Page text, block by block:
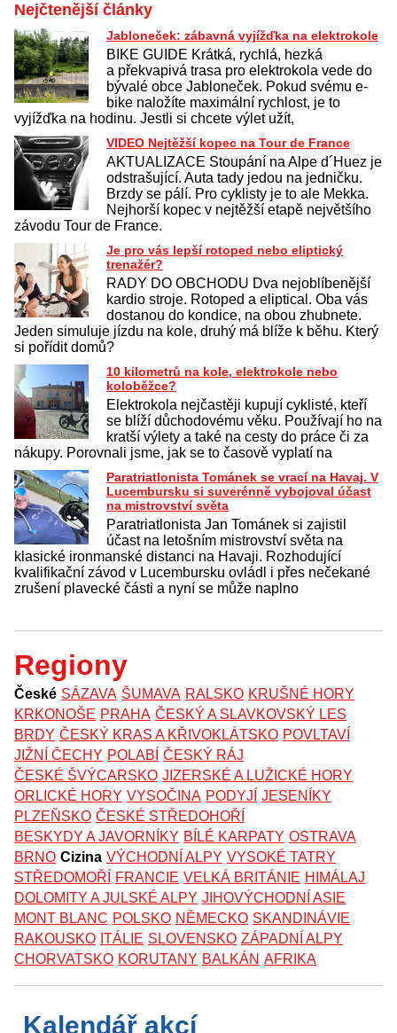
Nejčtenější články
Jabloneček: zábavná vyjížďka na elektrokole
BIKE GUIDE Krátká, rychlá, hezká
a překvapivá trasa pro elektrokola vede do
bývalé obce Jabloneček. Pokud svému e-
bike naložíte maximální rychlost, je to
vyjížďka na hodinu. Jestli si chcete výlet užít,
VIDEO Nejtěžší kopec na Tour de France
AKTUALIZACE Stoupání na Alpe d´Huez je
odstrašující. Auta tady jedou na jedničku.
Brzdy se pálí. Pro cyklisty je to ale Mekka.
Nejhorší kopec v nejtěžší etapě největšího
závodu Tour de France.
Je pro vás lepší rotoped nebo eliptický
trenažér?
RADY DO OBCHODU Dva nejoblíbenější
kardio stroje. Rotoped a eliptical. Oba vás
dostanou do kondice, na obou zhubnete.
Jeden simuluje jízdu na kole, druhý má blíže k běhu. Který
si pořídit domů?
10 kilometrů na kole, elektrokole nebo
koloběžce?
Elektrokola nejčastěji kupují cyklisté, kteří
se blíží důchodovému věku. Používají ho na
kratší výlety a také na cesty do práce či za
nákupy. Porovnali jsme, jak se to časově vyplatí na
Paratriatlonista Tománek se vrací na Havaj. V
Lucembursku si suverénně vybojoval účast
na mistrovství světa
Paratriatlonista Jan Tománek si zajistil
účast na letošním mistrovství světa na
klasické ironmanské distanci na Havaji. Rozhodující
kvalifikační závod v Lucembursku ovládl i přes nečekané
zrušení plavecké části a nyní se může naplno
Regiony
České SÁZAVA ŠUMAVA RALSKO KRUŠNÉ HORY
KRKONOŠE PRAHA ČESKÝ A SLAVKOVSKÝ LES
BRDY ČESKÝ KRAS A KŘIVOKLÁTSKO POVLTAVÍ
JIŽNÍ ČECHY POLABÍ ČESKÝ RÁJ
ČESKÉ ŠVÝCARSKO JIZERSKÉ A LUŽICKÉ HORY
ORLICKÉ HORY VYSOČINA PODYJÍ JESENÍKY
PLZEŇSKO ČESKÉ STŘEDOHOŘÍ
BESKYDY A JAVORNÍKY BÍLÉ KARPATY OSTRAVA
BRNO Cizina VÝCHODNÍ ALPY VYSOKÉ TATRY
STŘEDOMOŘÍ
FRANCIE VELKÁ BRITÁNIE HIMÁLAJ
DOLOMITY A JULSKÉ ALPY JIHOVÝCHODNÍ ASIE
MONT BLANC POLSKO NĚMECKO SKANDINÁVIE
RAKOUSKO ITÁLIE SLOVENSKO ZÁPADNÍ ALPY
CHORVATSKO KORUTANY BALKÁN AFRIKA
Kalendář akcí